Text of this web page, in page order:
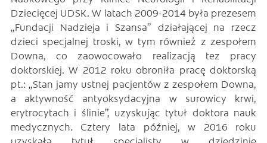
Dziecięcej UDSK. W latach 2009-2014 była prezesem
„Fundacji Nadzieja i Szansa” działającej na rzecz
dzieci specjalnej troski, w tym również z zespołem
Downa, co zaowocowało realizacją tez pracy
doktorskiej. W 2012 roku obroniła pracę doktorską
pt.: „Stan jamy ustnej pacjentów z zespołem Downa,
a aktywność antyoksydacyjna w surowicy krwi,
erytrocytach i ślinie”, uzyskując tytuł doktora nauk
medycznych. Cztery lata później, w 2016 roku